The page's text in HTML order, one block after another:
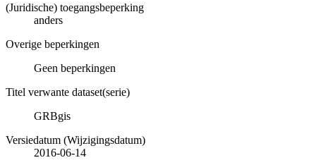
(Juridische) toegangsbeperking
anders
Overige beperkingen
Geen beperkingen
Titel verwante dataset(serie)
GRBgis
Versiedatum (Wijzigingsdatum)
2016-06-14